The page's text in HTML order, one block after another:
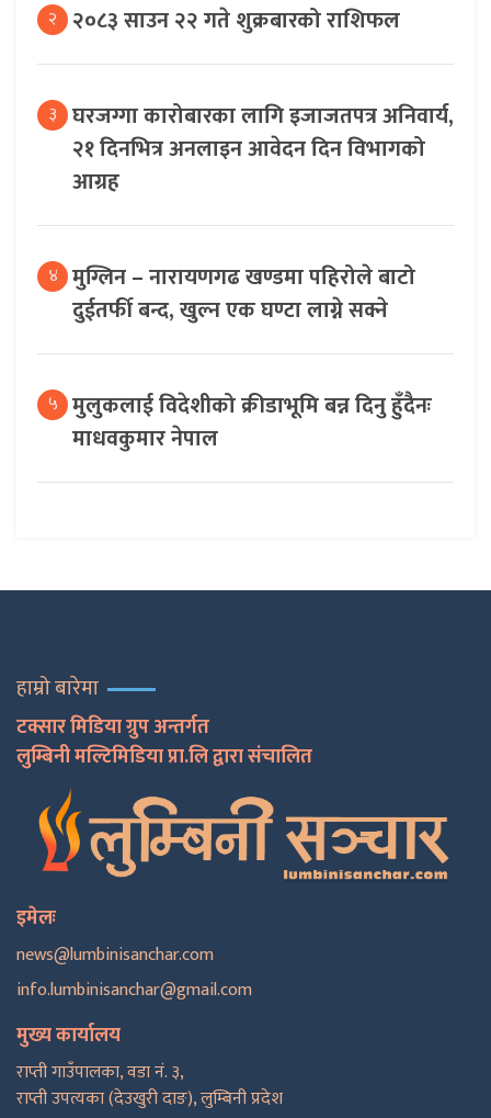
२ २०८३ साउन २२ गते शुक्रबारको राशिफल
३ घरजग्गा कारोबारका लागि इजाजतपत्र अनिवार्य,
२१ दिनभित्र अनलाइन आवेदन दिन विभागको
आग्रह
४ मुग्लिन – नारायणगढ खण्डमा पहिरोले बाटो
दुईतर्फी बन्द, खुल्न एक घण्टा लाग्ने सक्ने
५ मुलुकलाई विदेशीको क्रीडाभूमि बन्न दिनु हुँदैनः
माधवकुमार नेपाल
हाम्रो बारेमा
टक्सार मिडिया ग्रुप अन्तर्गत
लुम्बिनी मल्टिमिडिया प्रा.लि द्वारा संचालित
इमेलः
news@lumbinisanchar.com
info.lumbinisanchar@gmail.com
मुख्य कार्यालय
राप्ती गाउँपालका, वडा नं. ३,
राप्ती उपत्यका (देउखुरी दाङ), लुम्बिनी प्रदेश